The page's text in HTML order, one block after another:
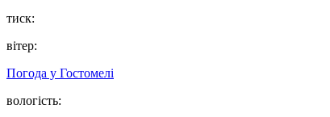
тиск:
вітер:
Погода у Гостомелі
вологість: